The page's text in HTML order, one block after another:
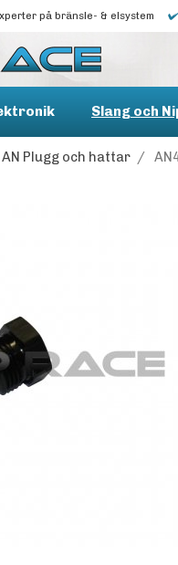
på bränsle- & elsystem
Slang och
AN Plugg och hattar /